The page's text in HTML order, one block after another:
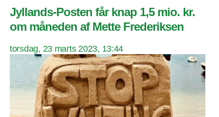
Jyllands-Posten får knap 1,5 mio. kr.
om måneden af Mette Frederiksen
torsdag, 23 marts 2023, 13:44